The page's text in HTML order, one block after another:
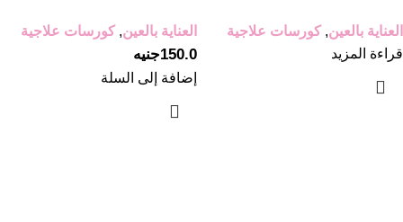
العناية بالعين,كورسات علاجية
قراءة المزيد
العناية بالعين,كورسات علاجية
150.0جنيه
إضافة إلى السلة